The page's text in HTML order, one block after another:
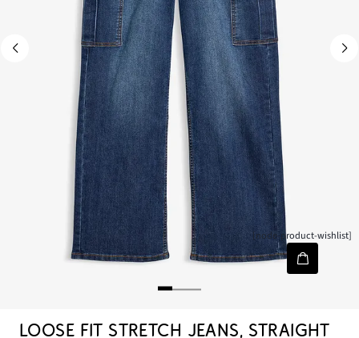
[node-product-wishlist]
LOOSE FIT STRETCH JEANS, STRAIGHT